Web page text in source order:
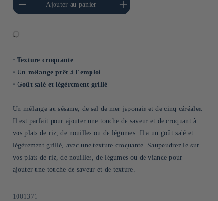
Title
Ajouter au panier
Default Title
⋅ Texture croquante
⋅ Un mélange prêt à l'emploi
⋅ Goût salé et légèrement grillé
Un mélange au sésame, de sel de mer japonais et de cinq céréales.
Il est parfait pour ajouter une touche de saveur et de croquant à
vos plats de riz, de nouilles ou de légumes. Il a un goût salé et
légèrement grillé, avec une texture croquante. Saupoudrez le sur
vos plats de riz, de nouilles, de légumes ou de viande pour
ajouter une touche de saveur et de texture.
SKU:
1001371